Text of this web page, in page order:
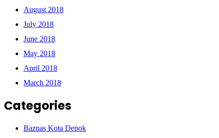
August 2018
July 2018
June 2018
May 2018
April 2018
March 2018
Categories
Baznas Kota Depok